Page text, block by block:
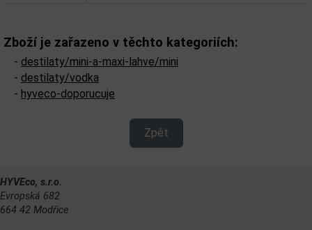
Zboží je zařazeno v těchto kategoriích:
- destilaty/mini-a-maxi-lahve/mini
- destilaty/vodka
- hyveco-doporucuje
Zpět
HYVEco, s.r.o.
Evropská 682
664 42 Modřice